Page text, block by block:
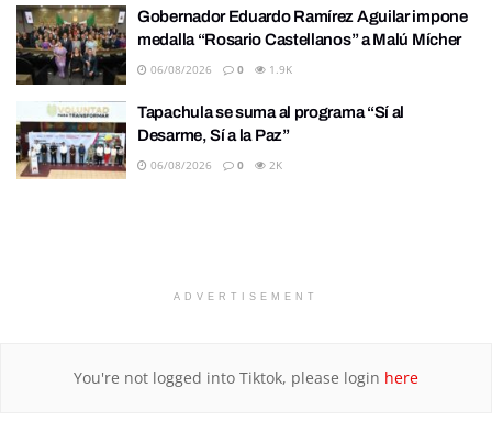
Gobernador Eduardo Ramírez Aguilar impone
medalla “Rosario Castellanos” a Malú Mícher
06/08/2026 0 1.9K
Tapachula se suma al programa “Sí al
Desarme, Sí a la Paz”
06/08/2026 0 2K
ADVERTISEMENT
You're not logged into Tiktok, please login here